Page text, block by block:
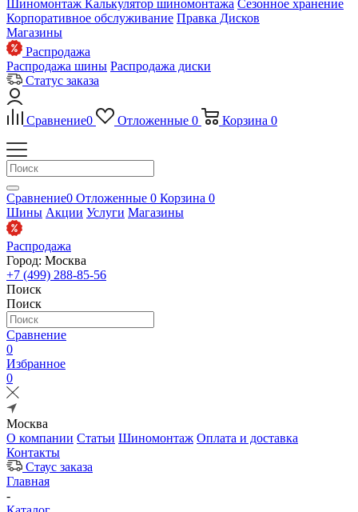
Шиномонтаж Калькулятор шиномонтажа Сезонное хранение
Корпоративное обслуживание Правка Дисков
Магазины
Распродажа
Распродажа шины Распродажа диски
Статус заказа
Сравнение0 Отложенные 0 Корзина 0
Сравнение0 Отложенные 0 Корзина 0
Шины Акции Услуги Магазины
Распродажа
Город: Москва
+7 (499) 288-85-56
Поиск
Поиск
Сравнение
0
Избранное
0
Москва
О компании Статьи Шиномонтаж Оплата и доставка
Контакты
Стаус заказа
Главная
-